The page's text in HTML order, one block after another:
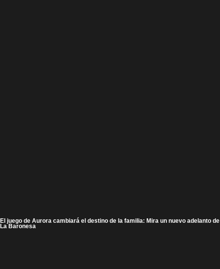
El juego de Aurora cambiará el destino de la familia: Mira un nuevo adelanto de
La Baronesa